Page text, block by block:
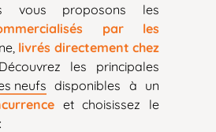
vous proposons les
par les
livrés directement chez
les principales
neufs disponibles à un
et choisissez le